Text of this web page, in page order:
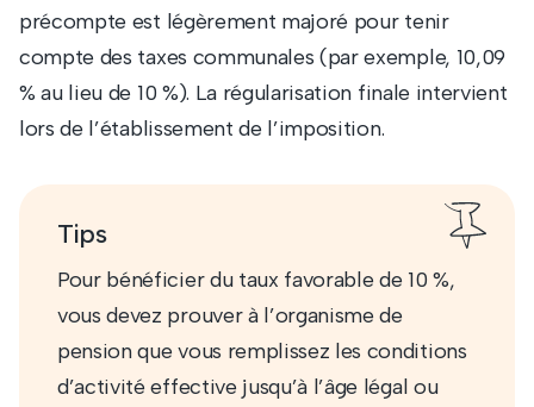
précompte est légèrement majoré pour tenir
compte des taxes communales (par exemple, 10,09
% au lieu de 10 %). La régularisation finale intervient
lors de l’établissement de l’imposition.
Tips
Pour bénéficier du taux favorable de 10 %,
vous devez prouver à l’organisme de
pension que vous remplissez les conditions
d’activité effective jusqu’à l’âge légal ou